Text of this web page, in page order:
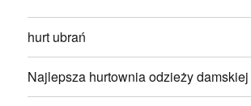
hurt ubrań
Najlepsza hurtownia odzieży